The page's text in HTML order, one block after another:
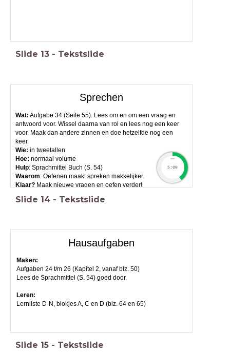
Slide 13 - Tekstslide
Sprechen
Wat: Aufgabe 34 (Seite 55). Lees om en om een vraag en
antwoord voor. Wissel daarna van rol en lees nog een keer
voor. Maak dan andere zinnen en doe hetzelfde nog een
keer.
Wie:in tweetallen
Hoe: normaal volume
Hulp: Sprachmittel Buch (S. 54)
Waarom: Oefenen maakt spreken makkelijker.
Klaar? Maak nieuwe vragen en oefen verder!
timer
5:00
Slide 14 - Tekstslide
Hausaufgaben
Maken:
Aufgaben 24 t/m 26 (Kapitel 2, vanaf blz. 50)
Lees de Sprachmittel (S. 54) goed door.
Leren:
Lernliste D-N, blokjes A, C en D (blz. 64 en 65)
Slide 15 - Tekstslide